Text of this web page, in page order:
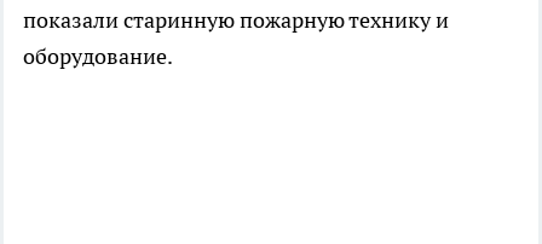
показали старинную пожарную технику и
оборудование.